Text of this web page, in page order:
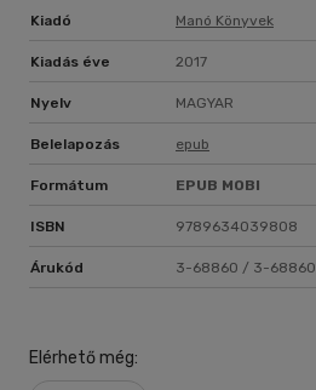
Kiadó Manó Könyvek
Kiadás éve 2017
Nyelv MAGYAR
Belelapozás epub
Formátum EPUB MOBI
ISBN 9789634039808
Árukód 3-68860 / 3-68860
Elérhető még: